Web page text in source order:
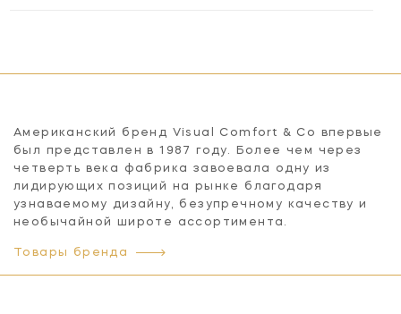
Американский бренд Visual Comfort & Co впервые
был представлен в 1987 году. Более чем через
четверть века фабрика завоевала одну из
лидирующих позиций на рынке благодаря
узнаваемому дизайну, безупречному качеству и
необычайной широте ассортимента.
Товары бренда